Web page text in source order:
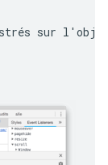
sur l'objet